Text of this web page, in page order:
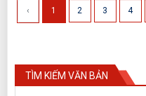
‹ 1 2 3 4
TÌM KIẾM VĂN BẢN